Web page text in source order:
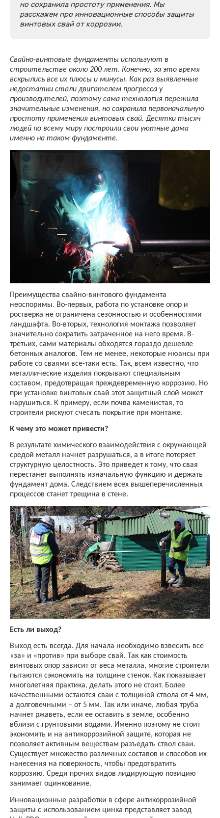
но сохранила простоту применения. Мы
расскажем про инновационные способы защиты
винтовых свай от коррозии.
Свайно-винтовые фундаменты используют в
строительстве около 200 лет. Конечно, за это время
вскрылись все их плюсы и минусы. Как раз выявленные
недостатки стали двигателем прогресса у
производителей, поэтому сама технология пережила
значительные изменения, но сохранила первоначальную
простоту применения винтовых свай. Десятки тысяч
людей по всему миру построили свои уютные дома
именно на таком фундаменте.
Преимущества свайно-винтового фундамента
неоспоримы. Во-первых, работа по установке опор и
ростверка не ограничена сезонностью и особенностями
ландшафта. Во-вторых, технология монтажа позволяет
значительно сократить затраченное на него время. В-
третьих, сами материалы обходятся гораздо дешевле
бетонных аналогов. Тем не менее, некоторые нюансы при
работе со сваями все-таки есть. Так, всем известно, что
металлические изделия покрывают специальным
составом, предотвращая преждевременную коррозию. Но
при установке винтовых свай этот защитный слой может
нарушиться. К примеру, если почва каменистая, то
строители рискуют счесать покрытие при монтаже.
К чему это может привести?
В результате химического взаимодействия с окружающей
средой металл начнет разрушаться, а в итоге потеряет
структурную целостность. Это приведет к тому, что свая
перестанет выполнять изначальную функцию и держать
фундамент дома. Следствием всех вышеперечисленных
процессов станет трещина в стене.
Есть ли выход?
Выход есть всегда. Для начала необходимо взвесить все
«за» и «против» при выборе свай. Так как стоимость
винтовых опор зависит от веса металла, многие строители
пытаются сэкономить на толщине стенок. Как показывает
многолетняя практика, делать этого не стоит. Более
качественными остаются сваи с толщиной ствола от 4 мм,
а долговечными – от 5 мм. Так или иначе, любая труба
начнет ржаветь, если ее оставить в земле, особенно
вблизи с грунтовыми водами. Именно поэтому не стоит
экономить и на антикоррозийной защите, которая не
позволяет активным веществам разъедать ствол сваи.
Существует множество различных составов и способов их
нанесения на поверхность, чтобы предотвратить
коррозию. Среди прочих видов лидирующую позицию
занимает оцинкование.
Инновационные разработки в сфере антикоррозийной
защиты с использованием цинка представляет завод